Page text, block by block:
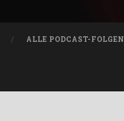
ALLE PODCAST-FOLGEN